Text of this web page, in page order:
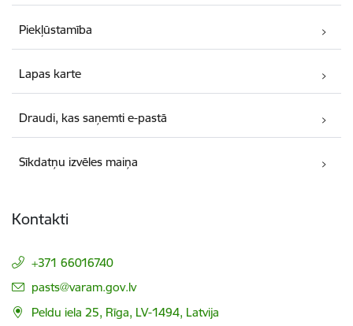
Piekļūstamība
Lapas karte
Draudi, kas saņemti e-pastā
Sīkdatņu izvēles maiņa
Kontakti
+371 66016740
E-pasts:
pasts@varam.gov.lv
Peldu iela 25, Rīga, LV-1494, Latvija